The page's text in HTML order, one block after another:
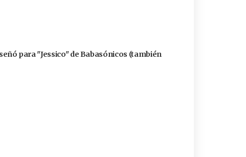
para "Jessico" de Babasónicos (también